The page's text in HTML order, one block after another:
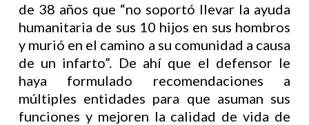
de 38 años que “no soportó llevar la ayuda
humanitaria de sus 10 hijos en sus hombros
y murió en el camino a su comunidad a causa
de un infarto”. De ahí que el defensor le
haya formulado recomendaciones a
múltiples entidades para que asuman sus
funciones y mejoren la calidad de vida de